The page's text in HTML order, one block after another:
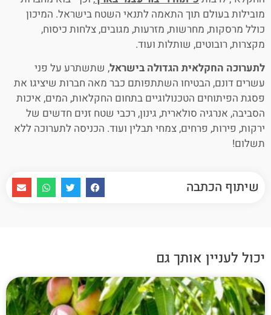
מובילות בעולם תוך התאמה לתנאי השטח בישראל. המיכון
כולל מרסקות, מחרשות, מזרעות, מגובים, צלחות כיסוח,
מקצרות, רובוטים, שותלות ועוד.
לתערוכה החקלאית הגדולה בישראל, שתשתרע על פני
עשרים דונם, הבטיחו השתתפותם כבר מאה חברות שיציגו את
פסגת הפיתוחים הטכנולוגיים בתחום החקלאות, המים, איכות
הסביבה, אנרגיה סולארית, גינון, רכבי שטח זנים חדשים של
ירקות, פירות, פרחים, צמחי תבלין ועוד. הכניסה לתערוכה ללא
תשלום!
שיתוף הכתבה
יכול לעניין אותך גם